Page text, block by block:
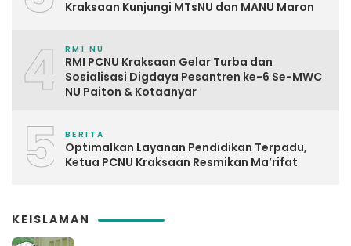
Kraksaan Kunjungi MTsNU dan MANU Maron
4 RMI NU
RMI PCNU Kraksaan Gelar Turba dan
Sosialisasi Digdaya Pesantren ke-6 Se-MWC
NU Paiton & Kotaanyar
5 BERITA
Optimalkan Layanan Pendidikan Terpadu,
Ketua PCNU Kraksaan Resmikan Ma’rifat
KEISLAMAN